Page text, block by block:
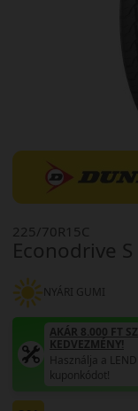
Econodrive S
225/70R15C
NYÁRI GUMI
AKÁR 8.000 FT
KEDVEZMÉNY!
Használja a
kuponkódot!